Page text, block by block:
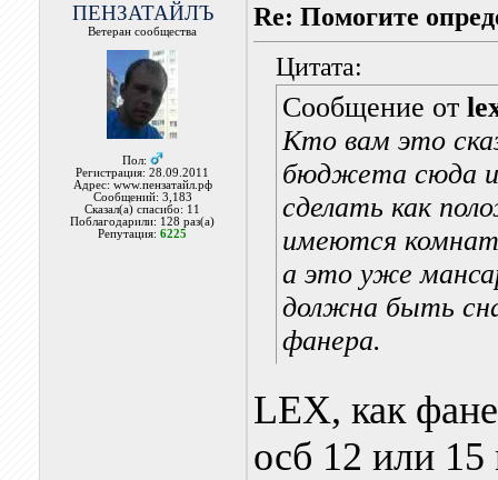
ПЕНЗАТАЙЛЪ
Ветеран сообщества
Пол:
Регистрация: 28.09.2011
Адрес: www.пензатайл.рф
Сообщений: 3,183
Сказал(а) спасибо: 11
Поблагодарили: 128 раз(а)
Репутация:6225
Re: Помогите
Цитата:
Сообщение от
Кто вам это
бюджета сюда и
сделать как
имеются
а это уже
должна быть
фанера.
LEX, как
осб 12 или